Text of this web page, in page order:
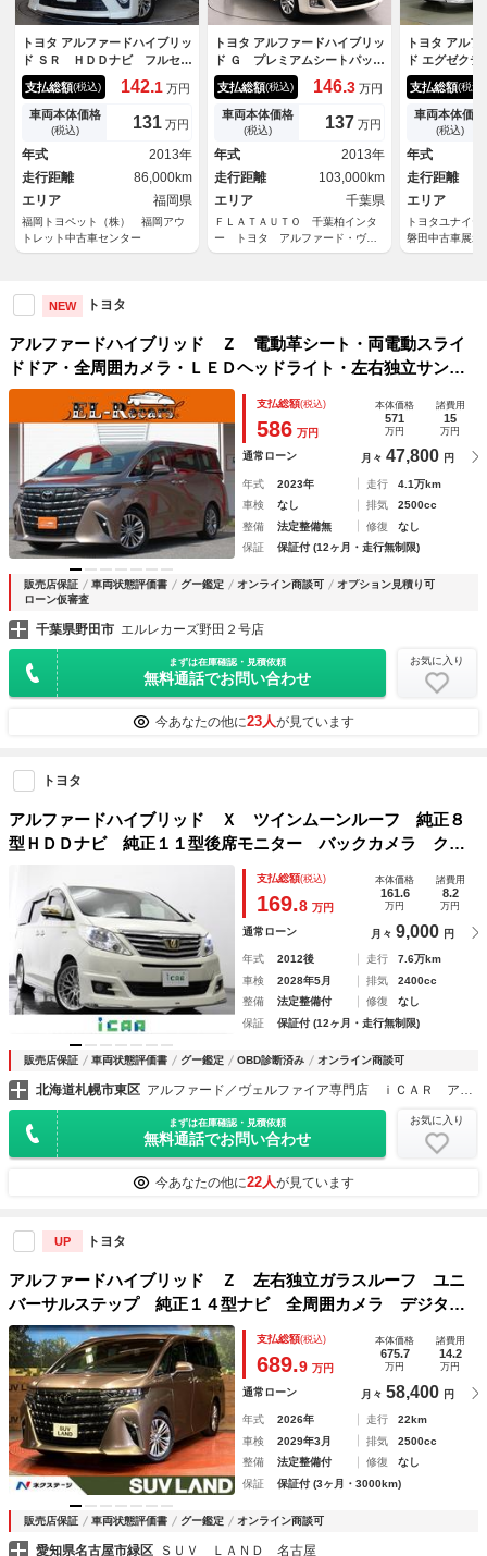
トヨタ アルファードハイブリッ
ド ＳＲ ＨＤＤナビ フルセ
グ 後席モニター バックカメ
ラ ＥＴＣ ドラレコ 両側電
動スライド ３列シート ＨＩ
Ｄヘッドライト ４ＷＤ スマ
ートキー 乗車定員７人
支払総額(税込) 142.1 万円
車両本体価格
(税込) 131 万円
年式
2013年
走行距離
86,000km
エリア
福岡県
福岡トヨペット（株） 福岡アウ
トレット中古車センター
トヨタ アルファードハイブリッ
ド Ｇ プレミアムシートパッケ
ージ （禁煙車） （サンルー
フ） （プレミアムサウン
ド） リアエンターシステム
本革電動エアシート フルセ
グ シートメモリ＆ヒーター
ＥＴＣ バックカメラ Ｂｌｕ
ｅｔｏｏｔｈ 両側電動スライ
ドドア クルコン
支払総額(税込) 146.3 万円
車両本体価格
(税込) 137 万円
年式
2013年
走行距離
103,000km
エリア
千葉県
ＦＬＡＴＡＵＴＯ 千葉柏インタ
ー トヨタ アルファード・ヴェ
ルファイア修復歴なし専門店
トヨタ アル
ド エグゼク
イブリッド
ＷＤ 革シー
安全装備 衝
ム 横滑り
エアバッグ
ントロール
ックカメラ
Ｄ
支払総額(税込)
車両本体価格
(税込)
年式
走行距離
エリア
トヨタユナイ
磐田中古車展示
NEW トヨタ
アルファードハイブリッド Ｚ 電動革シート・両電動スライ
ドドア・全周囲カメラ・ＬＥＤヘッドライト・左右独立サンル
ーフ・１３．２型フリップダウンモニタ・シートヒーター＆エ
アシート・ハンドルヒータ・ユニバーサルステップ・電動バッ
支払総額(税込)
586 万円
本体価格
571
万円
諸費用
15
万円
通常ローン 月々 47,800 円
年式 2023年 走行
4.1万km
車検
なし 排気
2500cc
整備
法定整備無 修復
なし
保証
保証付 (12ヶ月・走行無制限)
販売店保証 車両状態評価書 グー鑑定 オンライン商談可
オプション見積り可
ローン仮審査
千葉県野田市 エルレカーズ野田２号店
まずは在庫確認・見積依頼
無料通話でお問い合わせ
お気に入り
今あなたの他に23人が見ています
トヨタ
アルファードハイブリッド Ｘ ツインムーンルーフ 純正８
型ＨＤＤナビ 純正１１型後席モニター バックカメラ クル
ーズコントロール 前後ドライブレコーダー モデリスタフル
エアロ タナベダウンサス ロクサー二１９ＡＷ 社外ＬＥＤ
テール
支払総額(税込)
169.8 万円
本体価格
161.6
万円
諸費用
8.2
万円
通常ローン 月々 9,000 円
年式 2012後 走行
7.6万km
車検
2028年5月 排気
2400cc
整備
法定整備付 修復
なし
保証
保証付 (12ヶ月・走行無制限)
販売店保証 車両状態評価書 グー鑑定 OBD診断済み オンライン商談可
北海道札幌市東区
まずは在庫確認・見積依頼
無料通話でお問い合わせ
お気に入り
今あなたの他に22人が見ています
UP トヨタ
アルファードハイブリッド Ｚ 左右独立ガラスルーフ ユニ
バーサルステップ 純正１４型ナビ 全周囲カメラ デジタル
インナーミラー １００Ｖ電源 セーフティセンス レーダー
クルーズ 禁煙車 電動リアゲート 合皮シート シートエア
コン
支払総額(税込)
689.9 万円
本体価格
675.7
万円
諸費用
14.2
万円
通常ローン 月々 58,400 円
年式 2026年 走行
22km
車検
2029年3月 排気
2500cc
整備
法定整備付 修復
なし
保証
保証付 (3ヶ月・3000km)
販売店保証 車両状態評価書 グー鑑定 オンライン商談可
愛知県名古屋市緑区 ＳＵＶ ＬＡＮＤ 名古屋